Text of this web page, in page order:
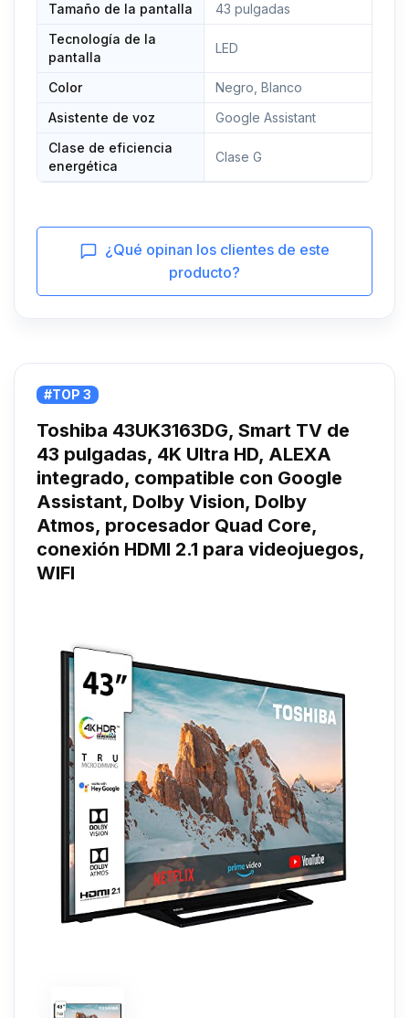
Tamaño de la pantalla
43 pulgadas
Tecnología de la
pantalla
LED
Color
Negro, Blanco
Asistente de voz
Google Assistant
Clase de eficiencia
energética
Clase G
¿Qué opinan los clientes de este
producto?
#TOP 3
Toshiba 43UK3163DG, Smart TV de
43 pulgadas, 4K Ultra HD, ALEXA
integrado, compatible con Google
Assistant, Dolby Vision, Dolby
Atmos, procesador Quad Core,
conexión HDMI 2.1 para videojuegos,
WIFI